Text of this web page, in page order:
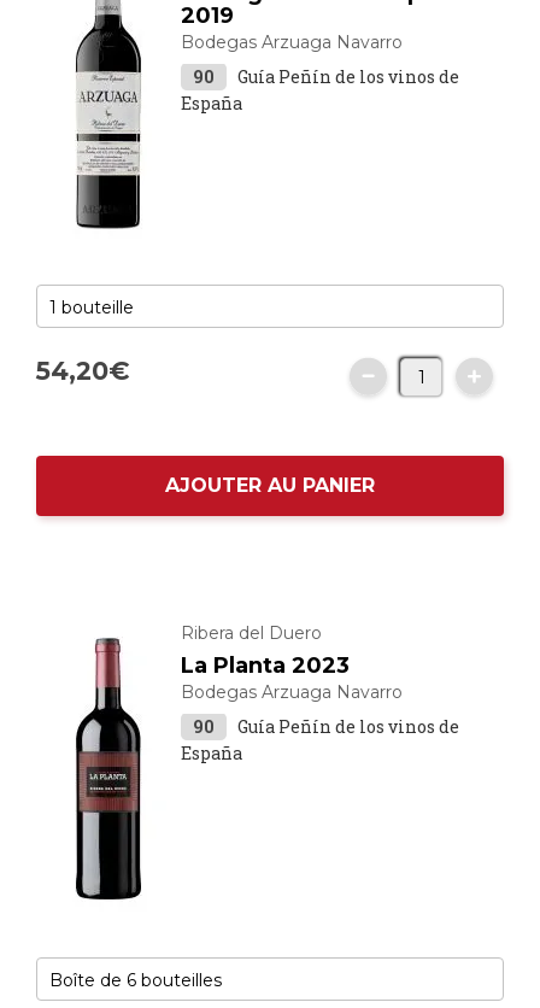
2019
Bodegas Arzuaga Navarro
90
Guía Peñín de los vinos de
España
54,20€
AJOUTER AU PANIER
Ribera del Duero
La Planta 2023
Bodegas Arzuaga Navarro
90
Guía Peñín de los vinos de
España